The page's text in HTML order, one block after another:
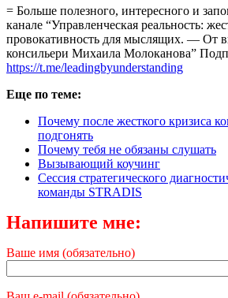
= Больше полезного, интересного и
канале “Управленческая реальность:
провокативность для мыслящих. — От
консильери Михаила Молоканова”
https://t.me/leadingbyunderstanding
Еще по теме:
Почему после жесткого кризиса
подгонять
Почему тебя не обязаны слушать
Вызывающий коучинг
Сессия стратегического
команды STRADIS
Напишите мне:
Ваше имя (обязательно)